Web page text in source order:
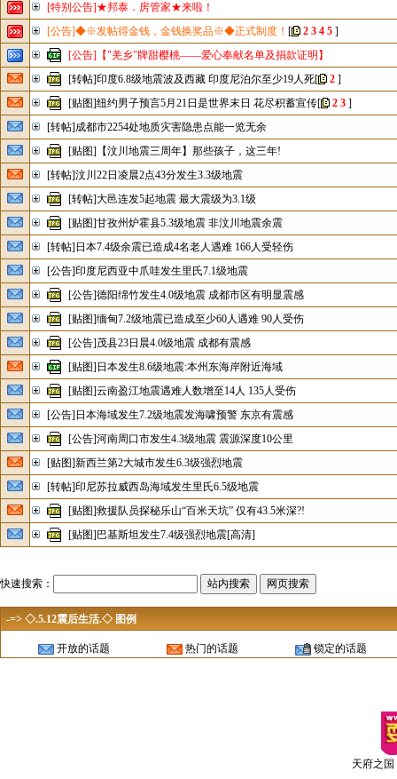
[特别公告]★邦泰．房管家★来啦！
[公告]◆※发帖得金钱，金钱换奖品※◆正式制度！ [ 2 3 4 5 ]
[公告]【"羌乡"牌甜樱桃——爱心奉献名单及捐款证明】
[转帖]印度6.8级地震波及西藏 印度尼泊尔至少19人死[ 2 ]
[贴图]纽约男子预言5月21日是世界末日 花尽积蓄宣传[ 2 3 ]
[转帖]成都市2254处地质灾害隐患点能一览无余
[贴图]【汶川地震三周年】那些孩子，这三年!
[转帖]汶川22日凌晨2点43分发生3.3级地震
[转帖]大邑连发5起地震 最大震级为3.1级
[贴图]甘孜州炉霍县5.3级地震 非汶川地震余震
[转帖]日本7.4级余震已造成4名老人遇难 166人受轻伤
[公告]印度尼西亚中爪哇发生里氏7.1级地震
[公告]德阳绵竹发生4.0级地震 成都市区有明显震感
[贴图]缅甸7.2级地震已造成至少60人遇难 90人受伤
[公告]茂县23日晨4.0级地震 成都有震感
[贴图]日本发生8.6级地震:本州东海岸附近海域
[贴图]云南盈江地震遇难人数增至14人 135人受伤
[公告]日本海域发生7.2级地震发海啸预警 东京有震感
[公告]河南周口市发生4.3级地震 震源深度10公里
[贴图]新西兰第2大城市发生6.3级强烈地震
[转帖]印尼苏拉威西岛海域发生里氏6.5级地震
[贴图]救援队员探秘乐山“百米天坑” 仅有43.5米深?!
[贴图]巴基斯坦发生7.4级强烈地震[高清]
快速搜索：
-=> ◇.5.12震后生活.◇ 图例
开放的话题 热门的话题 锁定的话题
天府之